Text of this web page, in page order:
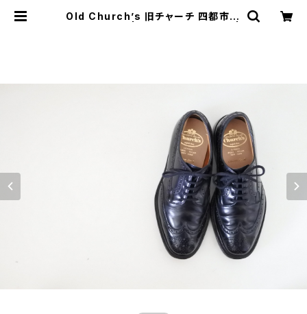
Old Church’s 旧チャーチ 四都市 G